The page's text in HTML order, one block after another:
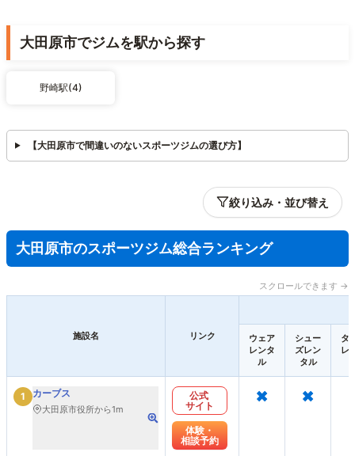
大田原市でジムを駅から探す
野崎駅(4)
【大田原市で間違いのないスポーツジムの選び方】
絞り込み・並び替え
大田原市のスポーツジム総合ランキング
スクロールできます →
施設名 リンク
ウェア
レンタ
ル
シュー
ズレン
タル
タ
レ
1 カーブス
大田原市役所から1m
公式
サイト
体験・
相談予約
× ×